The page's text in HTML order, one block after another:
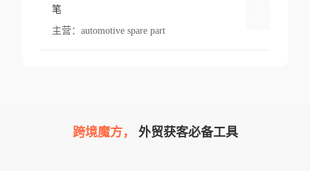
笔
主营： automotive spare part
跨境魔方， 外贸获客必备工具